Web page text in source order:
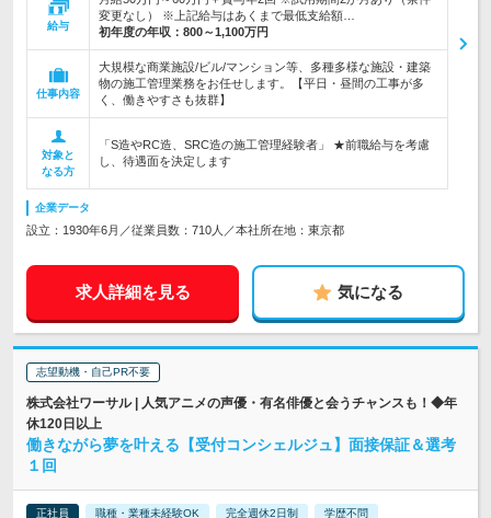
給与
変更なし） ※上記給与はあくまで最低支給額…
初年度の年収： 800～1,100万円
仕事内容
大規模な商業施設/ビル/マンション等、多種多様な施設・建築
物の施工管理業務をお任せします。【平日・昼間の工事が多
く、働きやすさも抜群】
対象と
なる方
「S造やRC造、SRC造の施工管理経験者」 ★前職給与を考慮
し、待遇面を決定します
企業データ
設立：1930年6月／従業員数：710人／本社所在地：東京都
求人詳細を見る 気になる
志望動機・自己PR不要
株式会社ワーサル | 人気アニメの声優・有名俳優と会うチャンスも！◆年
休120日以上
働きながら夢を叶える【受付コンシェルジュ】面接保証＆選考
１回
正社員 職種・業種未経験OK 完全週休2日制 学歴不問